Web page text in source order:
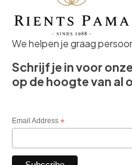
We helpen je graag
Schrijf je in voor
op de hoogte van al
Email Address *